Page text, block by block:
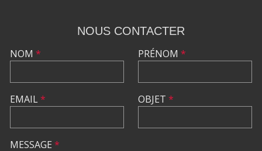
NOUS CONTACTER
NOM *
EMAIL*
PRÉNOM *
OBJET *
MESSAGE *